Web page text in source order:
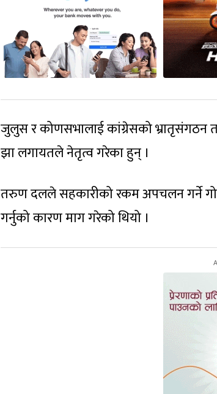
जुलुस र कोणसभालाई कांग्रेसको भ्रातृसंगठन
झा लगायतले नेतृत्व गरेका हुन् ।
तरुण दलले सहकारीको रकम अपचलन गर्ने
गर्नुको कारण माग गरेको थियो ।